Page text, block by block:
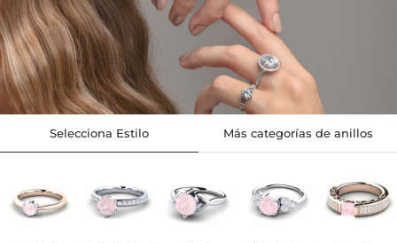
Selecciona Estilo Más categorías de anillos